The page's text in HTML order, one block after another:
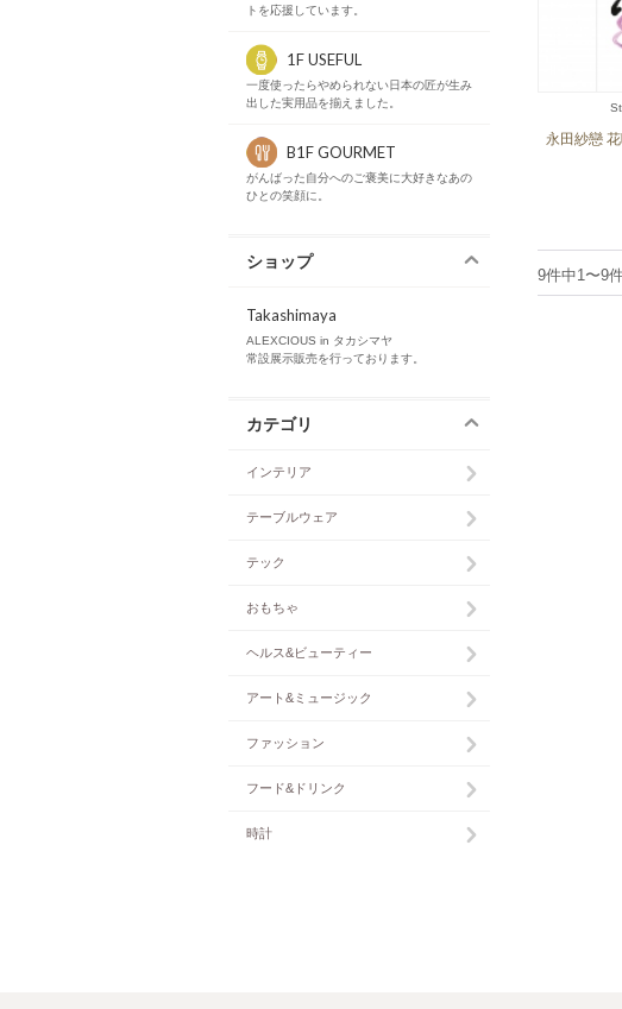
トを応援しています。
1F USEFUL
一度使ったらやめられない日本の匠が生み
出した実用品を揃えました。
B1F GOURMET
がんばった自分へのご褒美に大好きなあの
ひとの笑顔に。
ショップ
Takashimaya
ALEXCIOUS in タカシマヤ
常設展示販売を行っております。
カテゴリ
インテリア
テーブルウェア
テック
おもちゃ
ヘルス&ビューティー
アート&ミュージック
ファッション
フード&ドリンク
時計
永田紗戀
9件中1〜9